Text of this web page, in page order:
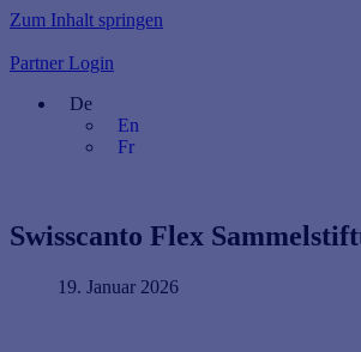
Zum Inhalt springen
Partner Login
De
En
Fr
Swisscanto Flex
19. Januar 2026